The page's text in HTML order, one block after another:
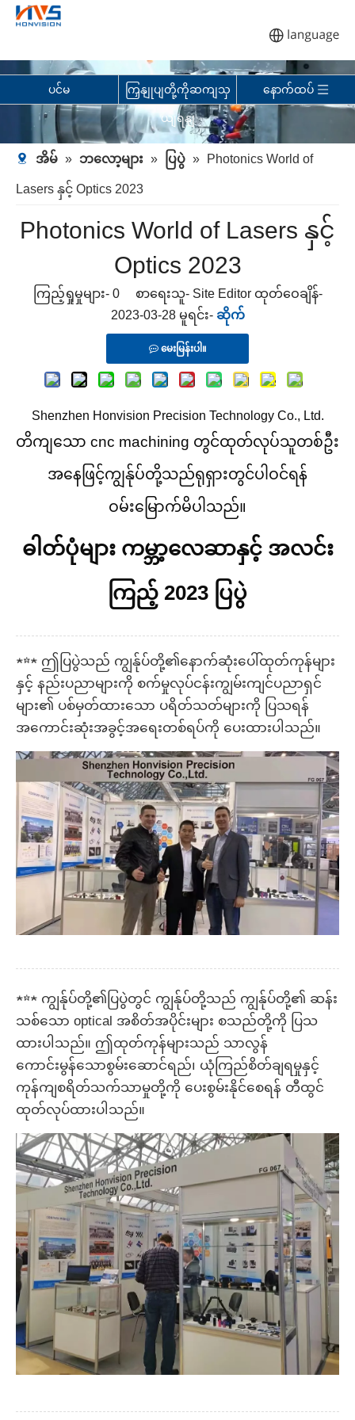
ပင်မ ကြှနျုပျတို့ကိုဆကျသှ
ယျရနျ
နောက်ထပ်
အိမ် » ဘလော့များ » ပြပွဲ » Photonics World of
Lasers နှင့် Optics 2023
Photonics World of Lasers နှင့်
Optics 2023
ကြည့်ရှုမှုများ- 0စာရေးသူ- Site Editor ထုတ်ဝေချိန်-
2023-03-28 မူရင်း- ဆိုက်
မေးမြန်းပါ။
Shenzhen Honvision Precision Technology Co., Ltd.
တိကျသော cnc machining တွင်ထုတ်လုပ်သူတစ်ဦး
အနေဖြင့်ကျွန်ုပ်တို့သည်ရုရှားတွင်ပါဝင်ရန်
ဝမ်းမြောက်မိပါသည်။
ဓါတ်ပုံများ ကမ္ဘာ့လေဆာနှင့် အလင်း
ကြည့် 2023 ပြပွဲ
★☆★ ဤပြပွဲသည် ကျွန်ုပ်တို့၏နောက်ဆုံးပေါ်ထုတ်ကုန်များ
နှင့် နည်းပညာများကို စက်မှုလုပ်ငန်းကျွမ်းကျင်ပညာရှင်
များ၏ ပစ်မှတ်ထားသော ပရိတ်သတ်များကို ပြသရန်
အကောင်းဆုံးအခွင့်အရေးတစ်ရပ်ကို ပေးထားပါသည်။
★☆★ ကျွန်ုပ်တို့၏ပြပွဲတွင် ကျွန်ုပ်တို့သည် ကျွန်ုပ်တို့၏ ဆန်း
သစ်သော optical အစိတ်အပိုင်းများ စသည်တို့ကို ပြသ
ထားပါသည်။ ဤထုတ်ကုန်များသည် သာလွန်
ကောင်းမွန်သောစွမ်းဆောင်ရည်၊ ယုံကြည်စိတ်ချရမှုနှင့်
ကုန်ကျစရိတ်သက်သာမှုတို့ကို ပေးစွမ်းနိုင်စေရန် တီထွင်
ထုတ်လုပ်ထားပါသည်။